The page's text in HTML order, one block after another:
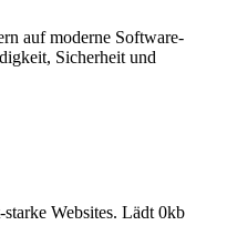
auf moderne Software-
Sicherheit und
Websites. Lädt 0kb